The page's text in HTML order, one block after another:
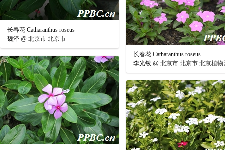
长春花 Catharanthus roseus
魏泽 @ 北京市 北京市
长春花 Catharanthus roseus
李光敏 @ 北京市 北京市 北京植物